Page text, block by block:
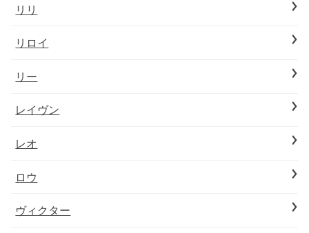
リリ
リロイ
リー
レイヴン
レオ
ロウ
ヴィクター